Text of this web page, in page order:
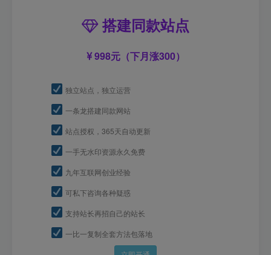
搭建同款站点
998元（下月涨300）
独立站点，独立运营
一条龙搭建同款网站
站点授权，365天自动更新
一手无水印资源永久免费
九年互联网创业经验
可私下咨询各种疑惑
支持站长再招自己的站长
一比一复制全套方法包落地